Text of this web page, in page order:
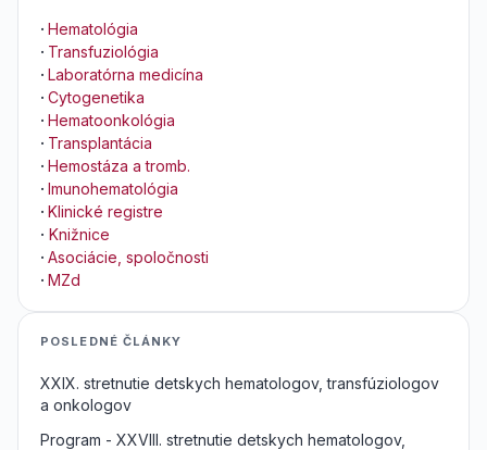
· Hematológia
· Transfuziológia
· Laboratórna medicína
· Cytogenetika
· Hematoonkológia
· Transplantácia
· Hemostáza a tromb.
· Imunohematológia
· Klinické registre
· Knižnice
· Asociácie, spoločnosti
· MZd
POSLEDNÉ ČLÁNKY
XXIX. stretnutie detskych hematologov, transfúziologov
a onkologov
Program - XXVIII. stretnutie detskych hematologov,